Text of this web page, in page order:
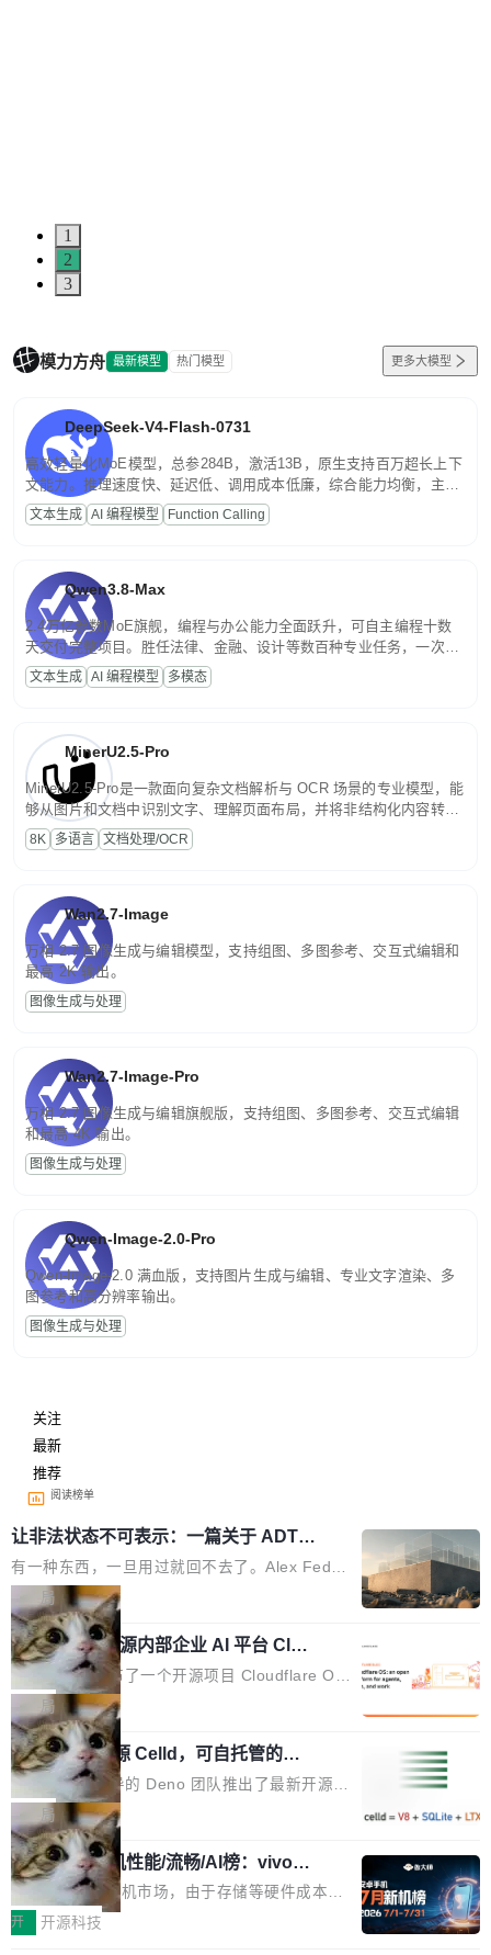
1
2
3
模力方舟 最新模型 热门模型 更多大模型
DeepSeek-V4-Flash-0731
高效轻量化MoE模型，总参284B，激活13B，原生支持百万超长上下
文能力。推理速度快、延迟低、调用成本低廉，综合能力均衡，主打
高并发、轻量化任务，适合日常对话、内容创作、基础 RAG、批量
文案处理等普惠刚需场景。
文本生成 AI 编程模型 Function Calling
Qwen3.8-Max
2.4万亿参数MoE旗舰，编程与办公能力全面跃升，可自主编程十数
天交付完整项目。胜任法律、金融、设计等数百种专业任务，一次对
话端到端交付生产级成果。原生视觉理解贯穿规划、执行与验证全流
程，支持超长文档与长视频的深度语义解析。长程任务中自主规划与
文本生成 AI 编程模型 多模态
MinerU2.5-Pro
MinerU2.5-Pro是一款面向复杂文档解析与 OCR 场景的专业模型，能
够从图片和文档中识别文字、理解页面布局，并将非结构化内容转换
为便于存储、检索和二次处理的结构化结果。
8K 多语言 文档处理/OCR
Wan2.7-Image
万相 2.7 图像生成与编辑模型，支持组图、多图参考、交互式编辑和
最高 2K 输出。
图像生成与处理
Wan2.7-Image-Pro
万相 2.7 图像生成与编辑旗舰版，支持组图、多图参考、交互式编辑
和最高 4K 输出。
图像生成与处理
Qwen-Image-2.0-Pro
Qwen-Image-2.0 满血版，支持图片生成与编辑、专业文字渲染、多
图参考和高分辨率输出。
图像生成与处理
关注
最新
推荐
阅读榜单
让非法状态不可表示：一篇关于 ADT
的帖子在 Reddit 火了
有一种东西，一旦用过就回不去了。Alex Fedos
eev 管它叫"软件设计的基石"。 他说的东西不新
鲜——代数数据类型（ADT），尤其是和类型
（sum type）。但他说清楚了一件事：这不是类
型系统的学术体操，是日常编码的思维方式。 文
章从一个简单的例子切入。一个网站的深色主题
设置，如果用布尔值 + 可空字段来表示——bool
ean 表示是否可切换，nullable 的默认模式、浅
色方案、深色方案——会产生大量无意义的组
合。方案缺了、配置冲突了、全 null 了。要知道
哪些组合有效，作者说，你得靠"文档、校验、或
者部落知识"。 换个写法。Rust 的 enum，两个
变体：Switchable...
局
Cloudflare 开源内部企业 AI 平台 Clou
dflare OS
Cloudflare 发布了一个开源项目 Cloudflare O
S。如果你只看官方博客，你会觉得这是又一
个"AI 知识库 + 聊天机器人"——每个大厂都在
做，没什么新鲜的。 但 Kenton Varda 在 Twitte
r 上把事情说清楚了： 今天我们发布了 Cloudfla
re OS，一个带连接器的聊天机器人，跟其他所
有科技公司做的一样。只不过，实际上它不一
样。这是 Sandstorm.io 的重制版，我十年前的
那个创业公司。不同的是，这次它构建在 Cloudf
lare Workers 上——我花了九年时间搭建的平台
——并且深度集成了 AI。这基本上是我十年秘密
局
Deno 团队开源 Celld，可自托管的分
布式 Durable Objects
Ryan Dahl 领导的 Deno 团队推出了最新开源项
目 Celld，一个能在自己机器上运行 Cloudflare
Workers 和 Durable Objects 的守护进程。 设
计思路很直接：每个对象是一个独立的 SQLite
数据库，按名称寻址，复制到你自己的 S3 兼容
存储库里。节点之间只通过这个存储库协调——
局
鲁大师7月新机性能/流畅/AI榜：vivo夺
性能、流畅双第一，三星Galaxy Z系列
新折叠缺席
2026年7月的手机市场，由于存储等硬件成本暴
增，手机厂商的日子也不好过啊，新机速度明显
开 开源科技